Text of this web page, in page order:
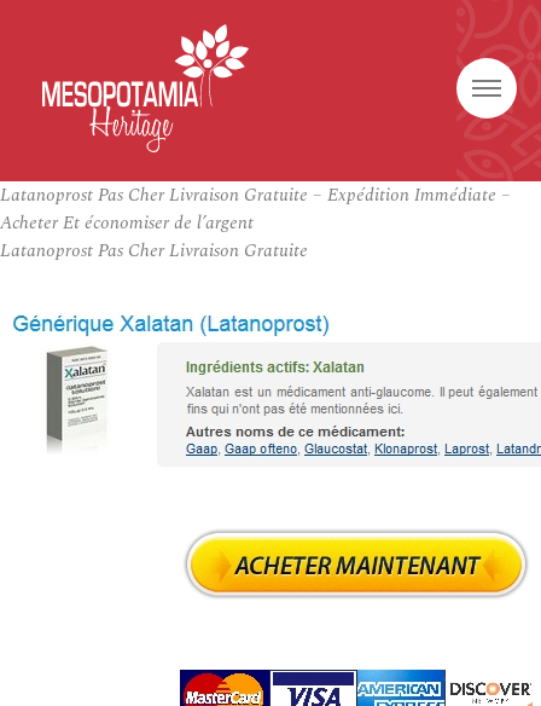
Latanoprost Pas Cher Livraison Gratuite – Expédition Immédiate –
Acheter Et économiser de l’argent
Latanoprost Pas Cher Livraison Gratuite